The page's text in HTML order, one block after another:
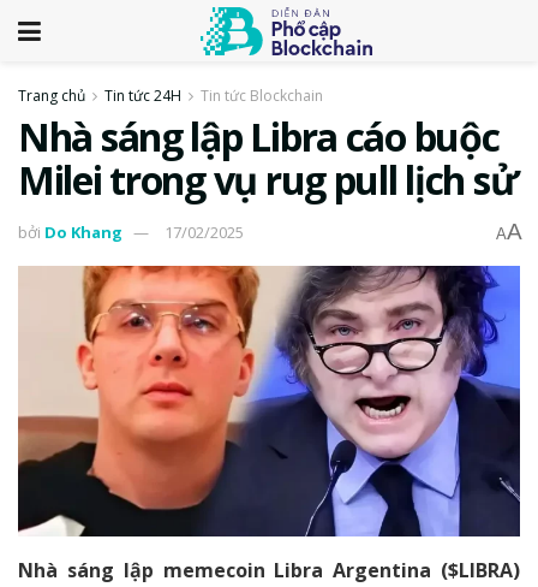
Trang chủ Tin tức 24H Tin tức Blockchain
Nhà sáng lập Libra cáo buộc
Milei trong vụ rug pull lịch sử
bởi Do Khang 17/02/2025 AA
Nhà sáng lập memecoin Libra Argentina ($LIBRA)